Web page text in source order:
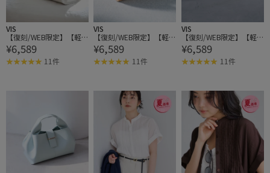
VIS
【復刻/WEB限定】【軽
量】フロント金具エアリ
ーソフトバッグ
¥6,589
11件
VIS
【復刻/WEB限定】【軽
量】フロント金具エアリ
ーソフトバッグ
¥6,589
11件
VIS
【復刻/WEB限定】【軽
量】フロント金具エアリ
ーソフトバッグ
¥6,589
11件